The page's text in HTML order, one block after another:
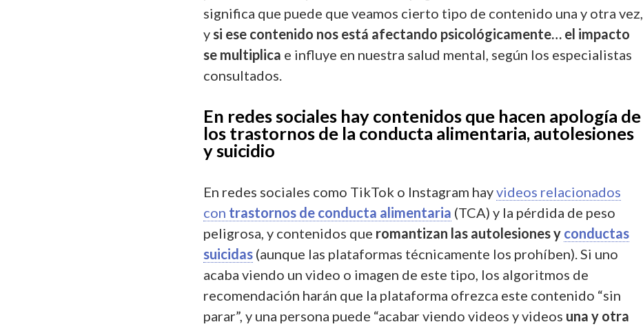
significa que puede que veamos cierto tipo de contenido una y otra vez,
y si ese contenido nos está afectando psicológicamente… el impacto
se multiplica e influye en nuestra salud mental, según los especialistas
consultados.
En redes sociales hay contenidos que hacen apología de
los trastornos de la conducta alimentaria, autolesiones
y suicidio
En redes sociales como TikTok o Instagram hayvideos relacionados
con trastornos de conducta alimentaria (TCA) y la pérdida de peso
peligrosa, y contenidos que romantizan las autolesiones y conductas
suicidas (aunque las plataformas técnicamente los prohíben). Si uno
acaba viendo un video o imagen de este tipo, los algoritmos de
recomendación harán que la plataforma ofrezca este contenido “sin
parar”, y una persona puede “acabar viendo videos y videos una y otra